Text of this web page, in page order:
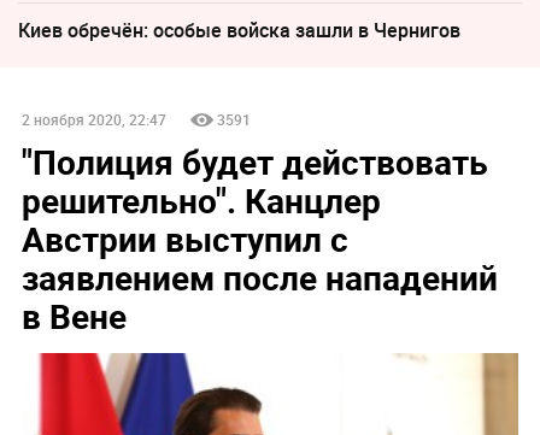
Киев обречён: особые войска зашли в Чернигов
2 ноября 2020, 22:47 3591
"Полиция будет действовать
решительно". Канцлер
Австрии выступил с
заявлением после нападений
в Вене